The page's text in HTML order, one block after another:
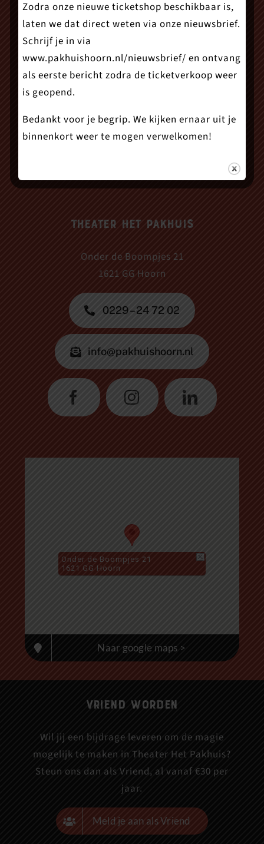
Onder de Boompjes 21
1621 GG Hoorn
Naar google maps >
Theater Het Pakhuis
Onder de Boompjes 21
1621 GG Hoorn
0229 – 24 72 02
info@pakhuishoorn.nl
Vriend worden
Wil jij een bijdrage leveren om de magie
mogelijk te maken in Theater Het Pakhuis?
Steun ons dan als Vriend, al vanaf €30 per
jaar.
Meld je aan als Vriend
Zodra onze nieuwe ticketshop beschikbaar is,
laten we dat direct weten via onze nieuwsbrief.
Schrijf je in via
www.pakhuishoorn.nl/nieuwsbrief/ en ontvang
als eerste bericht zodra de ticketverkoop weer
is geopend.
Bedankt voor je begrip. We kijken ernaar uit je
binnenkort weer te mogen verwelkomen!